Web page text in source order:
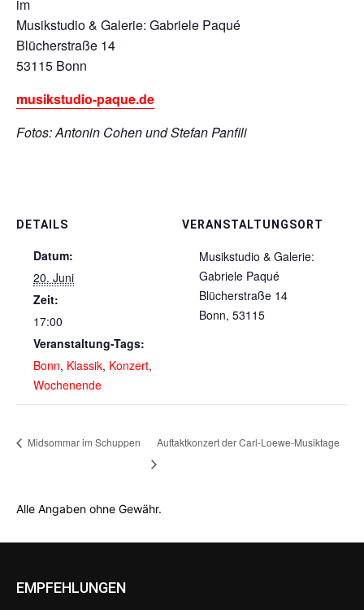
im
Musikstudio & Galerie: Gabriele Paqué
Blücherstraße 14
53115 Bonn
musikstudio-paque.de
Fotos: Antonin Cohen und Stefan Panfili
DETAILS
Datum:
20. Juni
Zeit:
17:00
Veranstaltung-Tags:
Bonn, Klassik, Konzert,
Wochenende
VERANSTALTUNGSORT
Musikstudio & Galerie:
Gabriele Paqué
Blücherstraße 14
Bonn, 53115
Midsommar im Schuppen Auftaktkonzert der Carl-Loewe-Musiktage
Alle Angaben ohne Gewähr.
EMPFEHLUNGEN